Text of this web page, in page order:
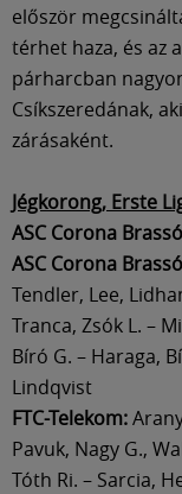
először
térhet haza, és az
párharcban
Csíkszeredának,
zárásaként.
Jégkorong, Erste
ASC Corona
ASC Corona
Tendler, Lee,
Tranca, Zsók L. –
Bíró G. – Haraga,
Lindqvist
FTC-Telekom:
Pavuk, Nagy G.,
Tóth Ri. – Sarcia,